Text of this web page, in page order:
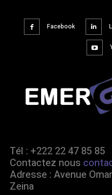
Facebook
Tél : +222 22 47 85 85
Contactez nous
Adresse : Avenue
Zeina